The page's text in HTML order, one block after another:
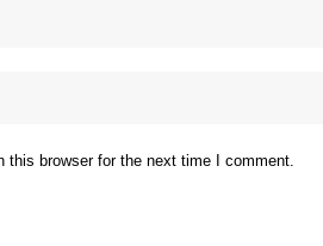
browser for the next time I comment.